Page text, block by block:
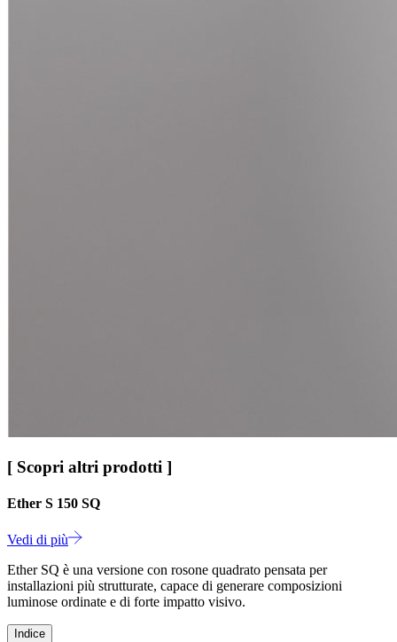
[ Scopri altri prodotti ]
Ether S 150 SQ
Vedi di più
Ether SQ è una versione con rosone quadrato pensata per
installazioni più strutturate, capace di generare composizioni
luminose ordinate e di forte impatto visivo.
Indice